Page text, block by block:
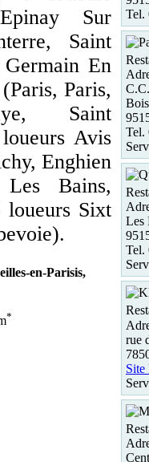
Sur
Saint
En
Paris,
Saint
Avis
Enghien
Bains,
loueurs Sixt
en-Parisis,
*
Tel.
Tel.
Les
Tel.
rue
Site